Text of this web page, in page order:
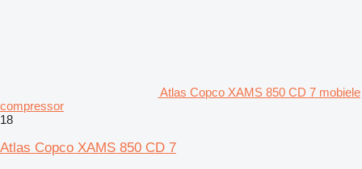
Atlas Copco XAMS 850 CD 7 mobiele
compressor
18
Atlas Copco XAMS 850 CD 7